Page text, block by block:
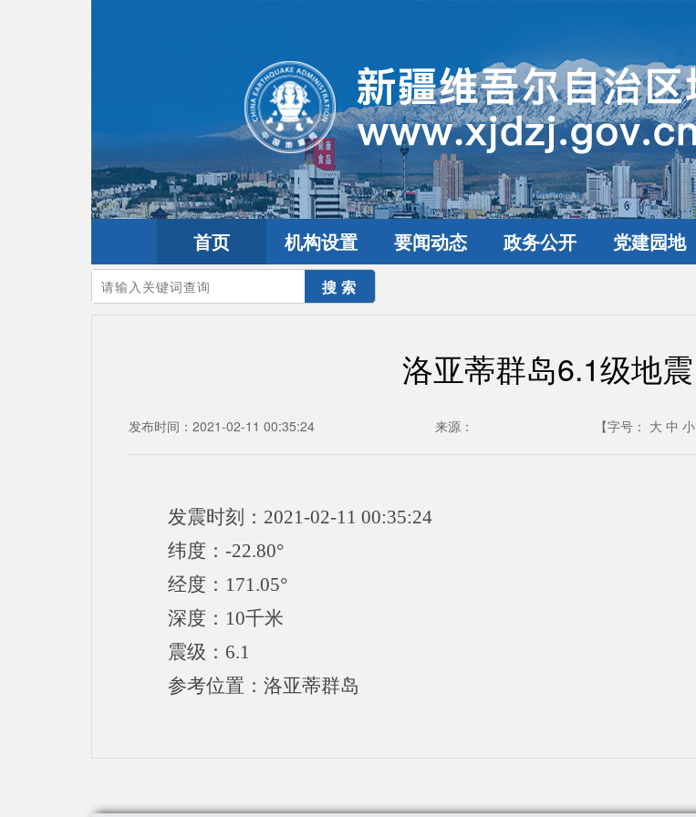
首页 机构设置 要闻动态 政务公开 党建园地
您的当前位置：首页>地震频道 全球震讯
洛亚蒂群岛6.1级地震
发布时间：2021-02-11 00:35:24 来源： 【字号： 大 中 小
发震时刻：2021-02-11 00:35:24
纬度：-22.80°
经度：171.05°
深度：10千米
震级：6.1
参考位置：洛亚蒂群岛